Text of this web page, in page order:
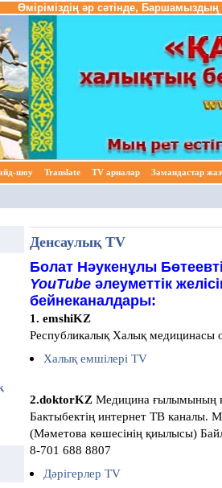
Өміріміздің әр сәтінде,
шоу Translate TV арналар Замандастар
Денсаулық TV
Болат Нәукенұлы
YouTube әлеуметтік
бейнеканалдары:
1. emshiKZ
Республикалық Халық медицинасы
Халық емшілері TV
2.doktorKZ Медицина ғылымының
Бактыбектің интернет ТВ
(Мәметова көшесінің қиылысы)
8-701 688 8807
Дәрігерлер TV